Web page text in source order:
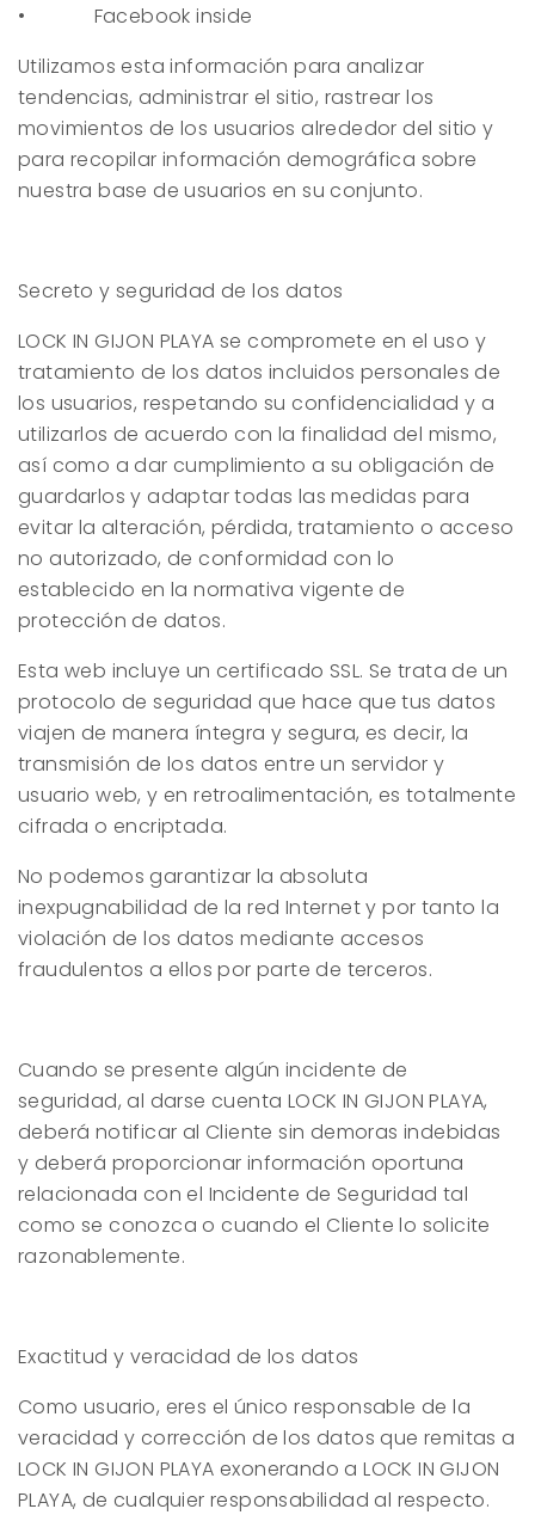
• Facebook inside
Utilizamos esta información para analizar
tendencias, administrar el sitio, rastrear los
movimientos de los usuarios alrededor del sitio y
para recopilar información demográfica sobre
nuestra base de usuarios en su conjunto.
Secreto y seguridad de los datos
LOCK IN GIJON PLAYA se compromete en el uso y
tratamiento de los datos incluidos personales de
los usuarios, respetando su confidencialidad y a
utilizarlos de acuerdo con la finalidad del mismo,
así como a dar cumplimiento a su obligación de
guardarlos y adaptar todas las medidas para
evitar la alteración, pérdida, tratamiento o acceso
no autorizado, de conformidad con lo
establecido en la normativa vigente de
protección de datos.
Esta web incluye un certificado SSL. Se trata de un
protocolo de seguridad que hace que tus datos
viajen de manera íntegra y segura, es decir, la
transmisión de los datos entre un servidor y
usuario web, y en retroalimentación, es totalmente
cifrada o encriptada.
No podemos garantizar la absoluta
inexpugnabilidad de la red Internet y por tanto la
violación de los datos mediante accesos
fraudulentos a ellos por parte de terceros.
Cuando se presente algún incidente de
seguridad, al darse cuenta LOCK IN GIJON PLAYA,
deberá notificar al Cliente sin demoras indebidas
y deberá proporcionar información oportuna
relacionada con el Incidente de Seguridad tal
como se conozca o cuando el Cliente lo solicite
razonablemente.
Exactitud y veracidad de los datos
Como usuario, eres el único responsable de la
veracidad y corrección de los datos que remitas a
LOCK IN GIJON PLAYA exonerando aLOCK IN GIJON
PLAYA, de cualquier responsabilidad al respecto.